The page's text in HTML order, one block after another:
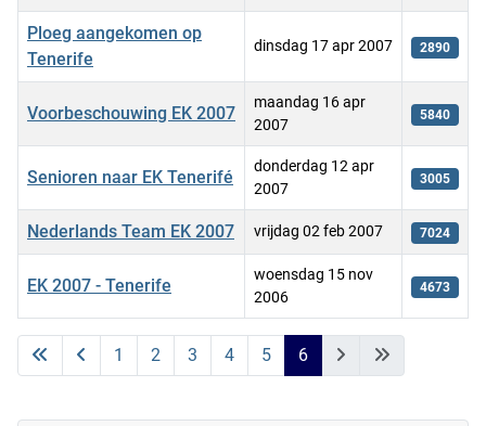
Ploeg aangekomen op
Tenerife
dinsdag 17 apr 2007 2890
Voorbeschouwing EK 2007
maandag 16 apr
2007
5840
Senioren naar EK Tenerifé
donderdag 12 apr
2007
3005
Nederlands Team EK 2007 vrijdag 02 feb 2007 7024
EK 2007 - Tenerife
woensdag 15 nov
2006
4673
1 2 3 4 5 6